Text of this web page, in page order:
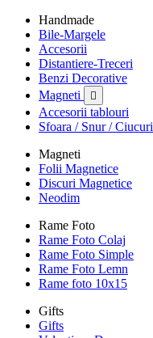
Handmade
Bile-Margele
Accesorii
Distantiere-Treceri
Benzi Decorative
Magneti

Accesorii tablouri
Sfoara / Snur / Ciucuri
Magneti
Folii Magnetice
Discuri Magnetice
Neodim
Rame Foto
Rame Foto Colaj
Rame Foto Simple
Rame Foto Lemn
Rame foto 10x15
Gifts
Gifts